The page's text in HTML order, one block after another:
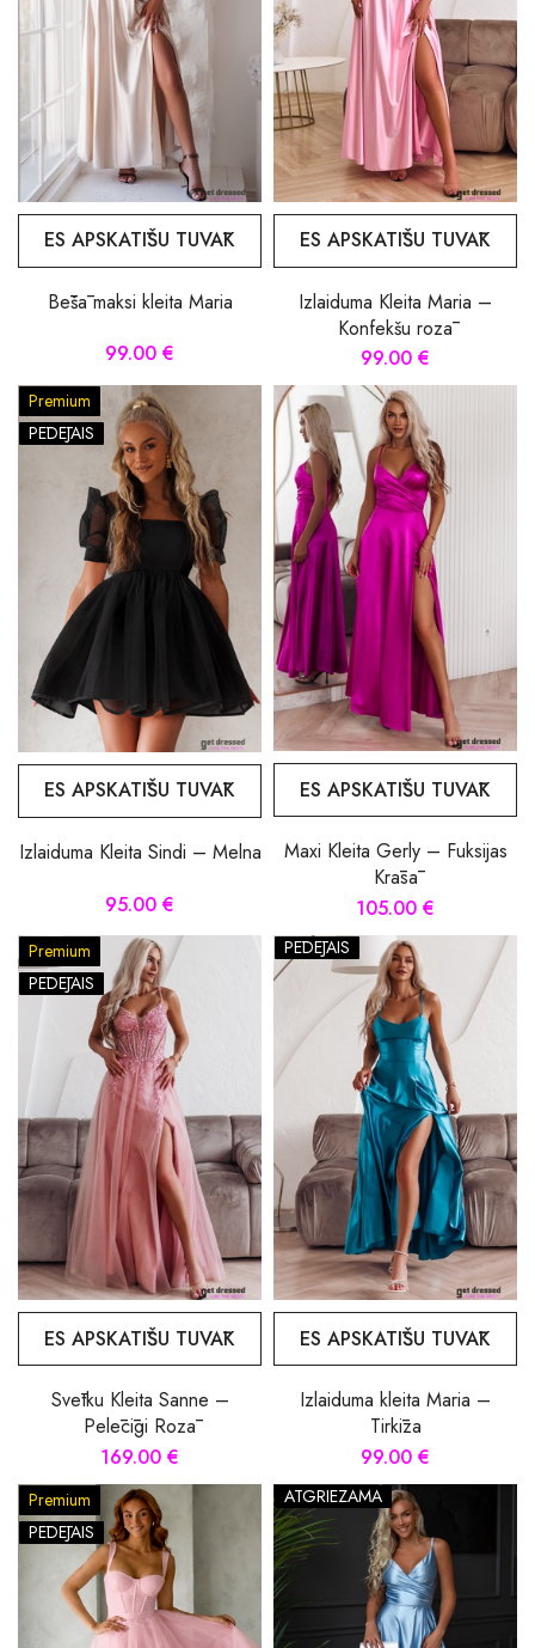
ES APSKATĪŠU TUVĀK
Bēšā maksi kleita Maria
99.00 €
ES APSKATĪŠU TUVĀK
Izlaiduma Kleita Maria –
Konfekšu rozā
99.00 €
Premium
PĒDĒJAIS
ES APSKATĪŠU TUVĀK
Izlaiduma Kleita Sindi – Melna
95.00 €
ES APSKATĪŠU TUVĀK
Maxi Kleita Gerly – Fuksijas
Krāsā
105.00 €
Premium
PĒDĒJAIS
ES APSKATĪŠU TUVĀK
Svētku Kleita Sanne –
Pelēcīgi Rozā
169.00 €
PĒDĒJAIS
ES APSKATĪŠU TUVĀK
Izlaiduma kleita Maria –
Tirkīza
99.00 €
Premium
PĒDĒJAIS
ATGRIEZAMA